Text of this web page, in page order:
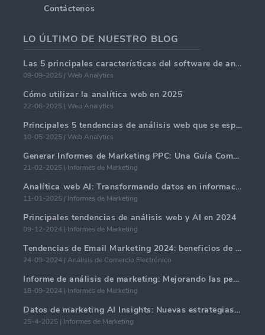
Contáctenos
LO ÚLTIMO DE NUESTRO BLOG
Las 5 principales características del software de análisis web en 2025.
09-09-2025 | Web Analytics
Cómo utilizar la analítica web en 2025
22-06-2025 | Web Analytics
Principales 5 tendencias de análisis web que se espera dominen en 2025
10-05-2025 | Web Analytics
Generar Informes de Marketing PPC: Una Guía Completa
21-02-2025 | Informes de Marketing
Analítica web AI: Transformando datos en información con precisión
11-01-2025 | Informes de Marketing
Principales tendencias de análisis web y AI en 2024
09-12-2024 | Informes de Marketing
Tendencias de Email Marketing 2024: beneficios de la hiper-personalización
24-09-2024 | Análisis de Comercio Electrónico
Informe de análisis de marketing: Mejorando las perspectivas comerciales
18-09-2024 | Informes de Marketing
Datos de marketing AI Insights: Nuevas estrategias comerciales para 2024
25-4-2025 | Informes de Marketing